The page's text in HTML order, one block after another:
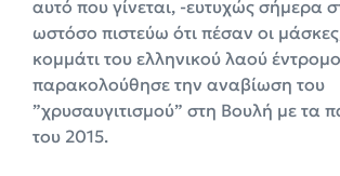
αυτό που γίνεται, -ευτυχώς σήμερα
ωστόσο πιστεύω ότι πέσαν οι
κομμάτι του ελληνικού λαού έντρομο
παρακολούθησε την αναβίωση του
”χρυσαυγιτισμού” στη Βουλή με τα
του 2015.